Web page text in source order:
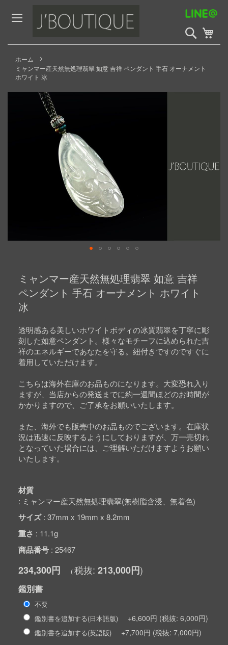
to
Content
検
索
開
ホーム
ミャンマー産天然無処理翡翠 如意 吉祥 ペンダント 手石 オーナメント
ホワイト 冰
Skip
beginning
images
gallery
ミャンマー産天然無処理翡翠 如意 吉祥
ペンダント 手石 オーナメント ホワイト
冰
透明感ある美しいホワイトボディの冰質翡翠を丁寧に彫
刻した如意ペンダント。様々なモチーフに込められた吉
祥のエネルギーであなたを守る。紐付きですのですぐに
着用していただけます。
こちらは海外在庫のお品ものになります。大変恐れ入り
ますが、当店からの発送までに約一週間ほどのお時間が
かかりますので、ご了承をお願いいたします。
また、海外でも販売中のお品ものでございます。在庫状
況は迅速に反映するようにしておりますが、万一売切れ
となっていた場合には、ご理解いただけますようお願い
いたします。
材質
ミャンマー産天然無処理翡翠(無樹脂含浸、無着色)
サイズ 37mm x 19mm x 8.2mm
重さ 11.1g
商品番号 25467
234,300円 213,000円
鑑別書
不要
鑑別書を追加する(日本語版)
+6,600円 6,000円
鑑別書を追加する(英語版) +7,700円 7,000円